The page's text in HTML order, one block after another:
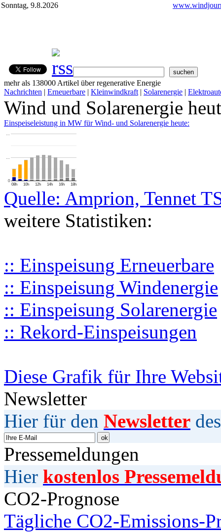
Sonntag, 9.8.2026
mehr als 138000 Artikel über regenerative Energie
Nachrichten | Erneuerbare | Kleinwindkraft | Solarenergie |
Wind und Solarenergie
Einspeiseleistung in MW für Wind- und Solarenergie heute:
08h 10h 12h 14h 16h 18h
0
…
…
Quelle: Amprion, Tennet
weitere Statistiken:
:: Einspeisung Erneuerbare
:: Einspeisung Windenergie
:: Einspeisung Solarenergie
:: Rekord-Einspeisungen
Diese Grafik für Ihre
Newsletter
Hier für den Newsletter
Pressemeldungen
Hier kostenlos
CO2-Prognose
Tägliche CO2-Emissions-